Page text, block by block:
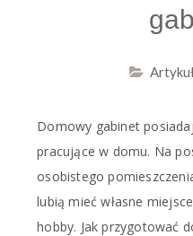
Domowy gabinet
pracujące w domu. Na
osobistego
lubią mieć własne
hobby. Jak przygotować